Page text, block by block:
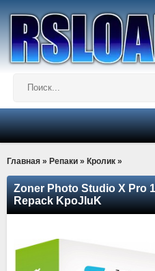
Главная » Репаки » Кролик »
Zoner Photo Studio X Pro
Repack KpoJIuK